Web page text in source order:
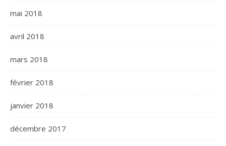
mai 2018
avril 2018
mars 2018
février 2018
janvier 2018
décembre 2017